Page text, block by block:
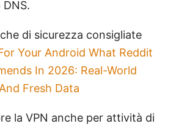
di sicurezza consigliate
Your Android What Reddit
In 2026: Real-World
Fresh Data
la VPN anche per attività di